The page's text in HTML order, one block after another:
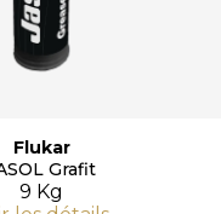
Flukar
Grafit
9 Kg